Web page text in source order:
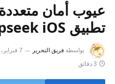
عيوب أمان
تطبيق Deepseek iOS
بواسطة فريق التحرير 7 فبراير، 2025
3 دقائق